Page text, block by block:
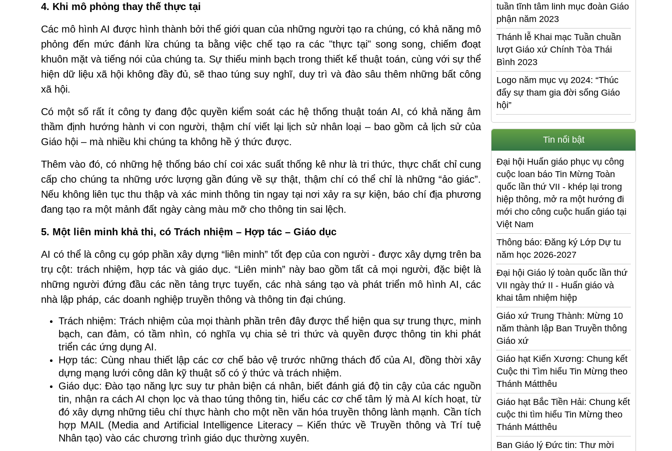
4. Khi mô phỏng thay thế thực tại
Các mô hình AI được hình thành bởi thế giới quan của những người tạo ra chúng, có khả năng mô
phỏng đến mức đánh lừa chúng ta bằng việc chế tạo ra các "thực tại" song song, chiếm đoạt
khuôn mặt và tiếng nói của chúng ta. Sự thiếu minh bạch trong thiết kế thuật toán, cùng với sự thể
hiện dữ liệu xã hội không đầy đủ, sẽ thao túng suy nghĩ, duy trì và đào sâu thêm những bất công
xã hội.
Có một số rất ít công ty đang độc quyền kiểm soát các hệ thống thuật toán AI, có khả năng âm
thầm định hướng hành vi con người, thậm chí viết lại lịch sử nhân loại – bao gồm cả lịch sử của
Giáo hội – mà nhiều khi chúng ta không hề ý thức được.
Thêm vào đó, có những hệ thống báo chí coi xác suất thống kê như là tri thức, thực chất chỉ cung
cấp cho chúng ta những ước lượng gần đúng về sự thật, thậm chí có thể chỉ là những “ảo giác”.
Nếu không liên tục thu thập và xác minh thông tin ngay tại nơi xảy ra sự kiện, báo chí địa phương
đang tạo ra một mảnh đất ngày càng màu mỡ cho thông tin sai lệch.
5. Một liên minh khả thi, có Trách nhiệm – Hợp tác – Giáo dục
AI có thể là công cụ góp phần xây dựng “liên minh” tốt đẹp của con người - được xây dựng trên ba
trụ cột: trách nhiệm, hợp tác và giáo dục. “Liên minh” này bao gồm tất cả mọi người, đặc biệt là
những người đứng đầu các nền tảng trực tuyến, các nhà sáng tạo và phát triển mô hình AI, các
nhà lập pháp, các doanh nghiệp truyền thông và thông tin đại chúng.
Trách nhiệm: Trách nhiệm của mọi thành phần trên đây được thể hiện qua sự trung thực, minh
bạch, can đảm, có tầm nhìn, có nghĩa vụ chia sẻ tri thức và quyền được thông tin khi phát
triển các ứng dụng AI.
Hợp tác: Cùng nhau thiết lập các cơ chế bảo vệ trước những thách đố của AI, đồng thời xây
dựng mạng lưới công dân kỹ thuật số có ý thức và trách nhiệm.
Giáo dục: Đào tạo năng lực suy tư phản biện cá nhân, biết đánh giá độ tin cậy của các nguồn
tin, nhận ra cách AI chọn lọc và thao túng thông tin, hiểu các cơ chế tâm lý mà AI kích hoạt, từ
đó xây dựng những tiêu chí thực hành cho một nền văn hóa truyền thông lành mạnh. Cần tích
hợp MAIL (Media and Artificial Intelligence Literacy – Kiến thức về Truyền thông và Trí tuệ
Nhân tạo) vào các chương trình giáo dục thường xuyên.
tuần tĩnh tâm linh mục đoàn Giáo
phận năm 2023
Thánh lễ Khai mạc Tuần chuần
lượt Giáo xứ Chính Tòa Thái
Bình 2023
Logo năm mục vụ 2024: “Thúc
đẩy sự tham gia đời sống Giáo
hội”
Tin nổi bật
Đại hội Huấn giáo phục vụ công
cuộc loan báo Tin Mừng Toàn
quốc lần thứ VII - khép lại trong
hiệp thông, mở ra một hướng đi
mới cho công cuộc huấn giáo tại
Việt Nam
Thông báo: Đăng ký Lớp Dự tu
năm học 2026-2027
Đại hội Giáo lý toàn quốc lần thứ
VII ngày thứ II - Huấn giáo và
khai tâm nhiệm hiệp
Giáo xứ Trung Thành: Mừng 10
năm thành lập Ban Truyền thông
Giáo xứ
Giáo hạt Kiến Xương: Chung kết
Cuộc thi Tìm hiểu Tin Mừng theo
Thánh Mátthêu
Giáo hạt Bắc Tiền Hải: Chung kết
cuộc thi tìm hiểu Tin Mừng theo
Thánh Mátthêu
Ban Giáo lý Đức tin: Thư mời